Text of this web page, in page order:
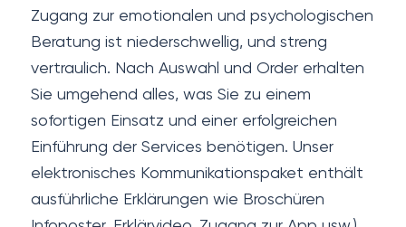
Zugang zur emotionalen und psychologischen
Beratung ist niederschwellig, und streng
vertraulich. Nach Auswahl und Order erhalten
Sie umgehend alles, was Sie zu einem
sofortigen Einsatz und einer erfolgreichen
Einführung der Services benötigen. Unser
elektronisches Kommunikationspaket enthält
ausführliche Erklärungen wie Broschüren